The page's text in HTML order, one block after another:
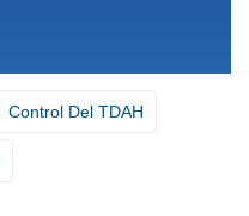
Control Del TDAH